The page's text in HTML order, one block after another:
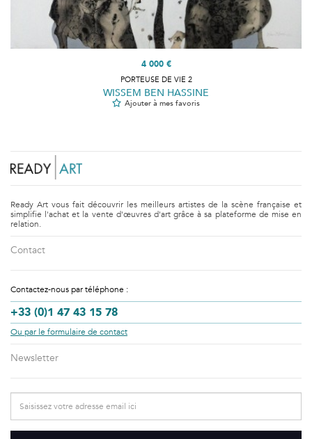
4 000 €
PORTEUSE DE VIE 2
WISSEM BEN HASSINE
Ajouter à mes favoris
Ready Art vous fait découvrir les meilleurs artistes de la scène française et
simplifie l'achat et la vente d'œuvres d'art grâce à sa plateforme de mise en
relation.
Contact
Contactez-nous par téléphone :
+33 (0)1 47 43 15 78
Ou par le formulaire de contact
Newsletter